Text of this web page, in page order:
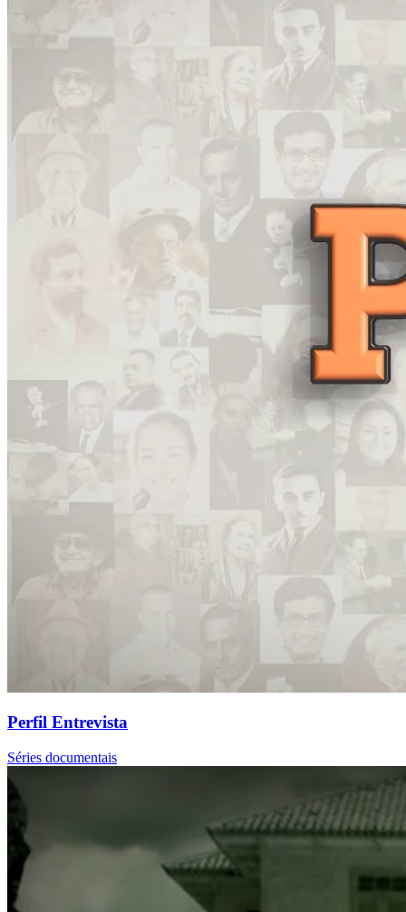
Perfil Entrevista
Séries documentais